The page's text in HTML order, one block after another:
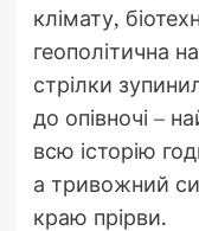
клімату,
геополітична
стрілки
до опівночі –
всю історію
а тривожний
краю прірви.